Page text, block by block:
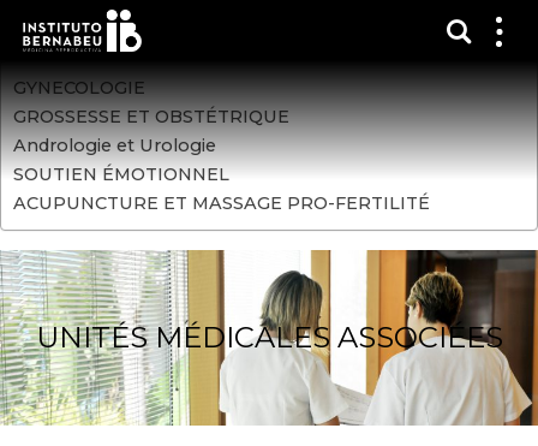
le
GYNECOLOGIE
GROSSESSE ET OBSTÉTRIQUE
Andrologie et Urologie
SOUTIEN ÉMOTIONNEL
ACUPUNCTURE ET MASSAGE PRO-FERTILITÉ
UNITÉS MÉDICALES ASSOCIÉES